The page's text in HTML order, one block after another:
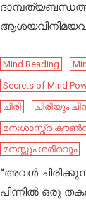
Mind Reading
Secrets of Mind
ചിരി
ചിരിയും
മനഃശാസ്ത്ര
മനസ്സും ശരീരവും
“അവൾ
പിന്നിൽ ഒരു